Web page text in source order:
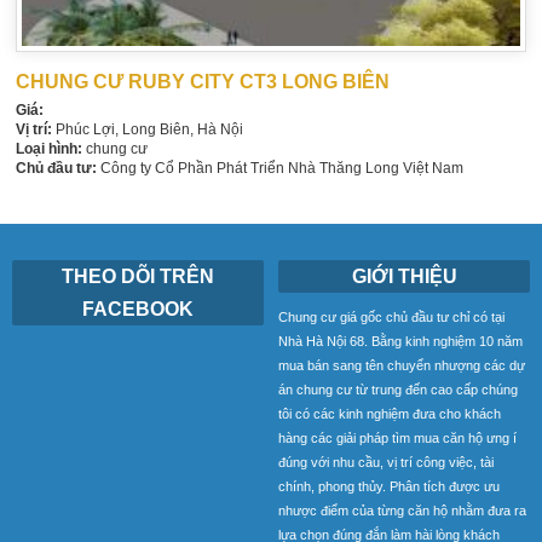
CHUNG CƯ RUBY CITY CT3 LONG BIÊN
Giá:
Vị trí: Phúc Lợi, Long Biên, Hà Nội
Loại hình: chung cư
Chủ đầu tư: Công ty Cổ Phần Phát Triển Nhà Thăng Long Việt Nam
THEO DÕI TRÊN
FACEBOOK
GIỚI THIỆU
Chung cư giá gốc chủ đầu tư chỉ có tại
Nhà Hà Nội 68. Bằng kinh nghiệm 10 năm
mua bán sang tên chuyển nhượng các dự
án chung cư từ trung đến cao cấp chúng
tôi có các kinh nghiệm đưa cho khách
hàng các giải pháp tìm mua căn hộ ưng í
đúng với nhu cầu, vị trí công việc, tài
chính, phong thủy. Phân tích được ưu
nhược điểm của từng căn hộ nhằm đưa ra
lựa chọn đúng đắn làm hài lòng khách